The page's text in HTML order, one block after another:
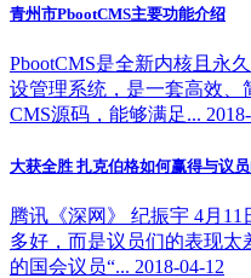
青州市PbootCMS主要功能介绍
PbootCMS是全新内核且永
设管理系统，是一套高效、
CMS源码，能够满足...
大获全胜 扎克伯格如何赢得与议
腾讯《深网》 纪振宇 4月
多好，而是议员们的表现
的国会议员“... 2018-04-12